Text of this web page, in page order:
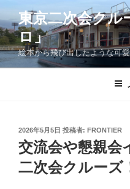
ン
テ
ン
ツ
東京二次会クル
ロ」
絵本から飛び出したような可
投
稿
日:
2026年5月5日 投稿者: FRONTIER
交流会や懇親会
二次会クルーズ